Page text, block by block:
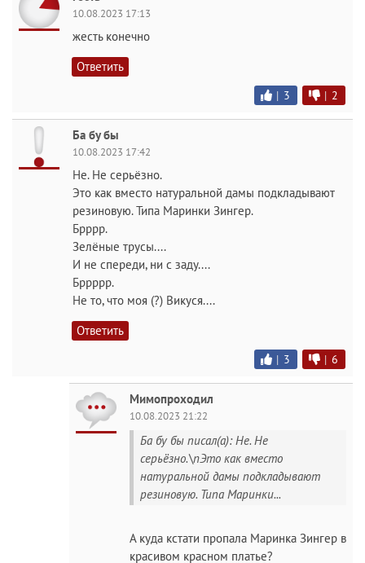
10.08.2023 17:13
жесть конечно
Ответить
| 3 | 2
Ба бу бы
10.08.2023 17:42
Не. Не серьёзно.
Это как вместо натуральной дамы подкладывают
резиновую. Типа Маринки Зингер.
Брррр.
Зелёные трусы....
И не спереди, ни с заду....
Бррррр.
Не то, что моя (?) Викуся....
Ответить
| 3 | 6
Мимопроходил
10.08.2023 21:22
Ба бу бы писал(а): Не. Не
серьёзно.\nЭто как вместо
натуральной дамы подкладывают
резиновую. Типа Маринки...
А куда кстати пропала Маринка Зингер в
красивом красном платье?